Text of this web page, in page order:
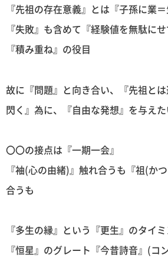
『先祖の存在意義』とは『子孫に業
『失敗』も含めて『経験値を無駄に
『積み重ね』の役目
故に『問題』と向き合い、『先祖と
閃く』為に、『自由な発想』を与え
〇〇の接点は『一期一会』
『袖(心の由緒)』触れ合うも『祖(か
合うも
『多生の縁』という『更生』のタイ
『恒星』のグレート『今昔詩音』(コ